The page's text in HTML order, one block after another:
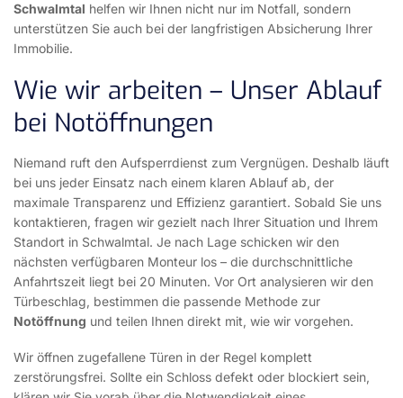
Schwalmtal helfen wir Ihnen nicht nur im Notfall, sondern
unterstützen Sie auch bei der langfristigen Absicherung Ihrer
Immobilie.
Wie wir arbeiten – Unser Ablauf
bei Notöffnungen
Niemand ruft den Aufsperrdienst zum Vergnügen. Deshalb läuft
bei uns jeder Einsatz nach einem klaren Ablauf ab, der
maximale Transparenz und Effizienz garantiert. Sobald Sie uns
kontaktieren, fragen wir gezielt nach Ihrer Situation und Ihrem
Standort in Schwalmtal. Je nach Lage schicken wir den
nächsten verfügbaren Monteur los – die durchschnittliche
Anfahrtszeit liegt bei 20 Minuten. Vor Ort analysieren wir den
Türbeschlag, bestimmen die passende Methode zur
Notöffnung und teilen Ihnen direkt mit, wie wir vorgehen.
Wir öffnen zugefallene Türen in der Regel komplett
zerstörungsfrei. Sollte ein Schloss defekt oder blockiert sein,